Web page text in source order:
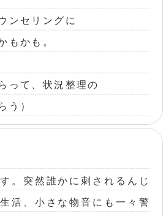
ンセリングに
もかも。
って、状況整理の
う）
。突然誰かに刺されるんじ
活、小さな物音にも一々警